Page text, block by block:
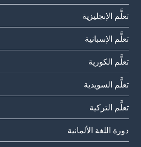
تعلَّم الإنجليزية
تعلَّم الإسبانية
تعلَّم الكورية
تعلَّم السويدية
تعلَّم التركية
دورة اللغة الألمانية